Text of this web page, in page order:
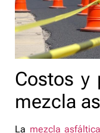
Costos y
mezcla
La mezcla